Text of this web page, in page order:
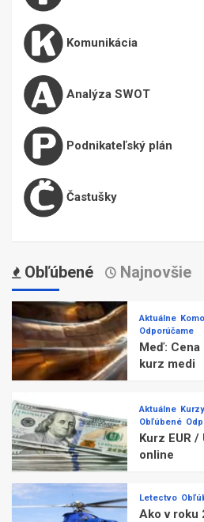
Komunikácia
Analýza SWOT
Podnikateľský plán
Častušky
Obľúbené Najnovšie
Aktuálne
Odporúčame
Meď:
kurz medi
Aktuálne
Obľúbené
Kurz EUR
online
Letectvo
Ako v roku